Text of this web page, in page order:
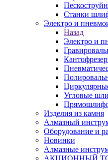
Станки
Электро и
Назад
Электро и
Угловые
Изделия из камня
Алмазный
Оборудование и
Новинки
Алмазные
АКЦИОННЫЙ